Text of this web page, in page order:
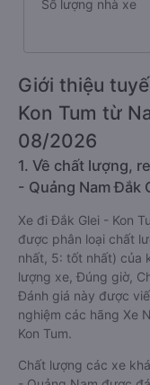
Số lượng nhà xe
Giới thiệu
Kon Tum từ
08/2026
1. Về chất lượng,
- Quảng Nam Đắk
Xe đi Đắk Glei - Kon
được phân loại chất
nhất, 5: tốt nhất) của
lượng xe, Đúng giờ,
Đánh giá này được
nghiệm các hãng Xe
Kon Tum.
Chất lượng các xe